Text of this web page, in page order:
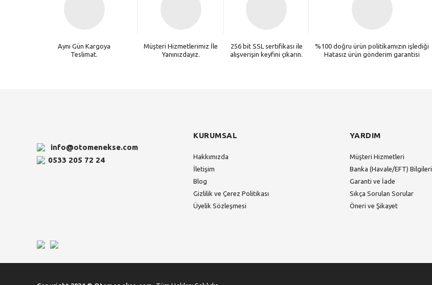
Aynı Gün Kargoya
Teslimat.
Müşteri Hizmetlerimiz İle
Yanınızdayız.
256 bit SSL sertifikası ile
alışverişin keyfini çıkarın.
%100 doğru ürün politikamızın işlediği
Hatasız ürün gönderim garantisi
info@otomenekse.com
0533 205 72 24
KURUMSAL
Hakkımızda
İletişim
Blog
Gizlilik ve Çerez Politikası
Üyelik Sözleşmesi
YARDIM
Müşteri Hizmetleri
Banka (Havale/EFT) Bilgileri
Garanti ve İade
Sıkça Sorulan Sorular
Öneri ve Şikayet